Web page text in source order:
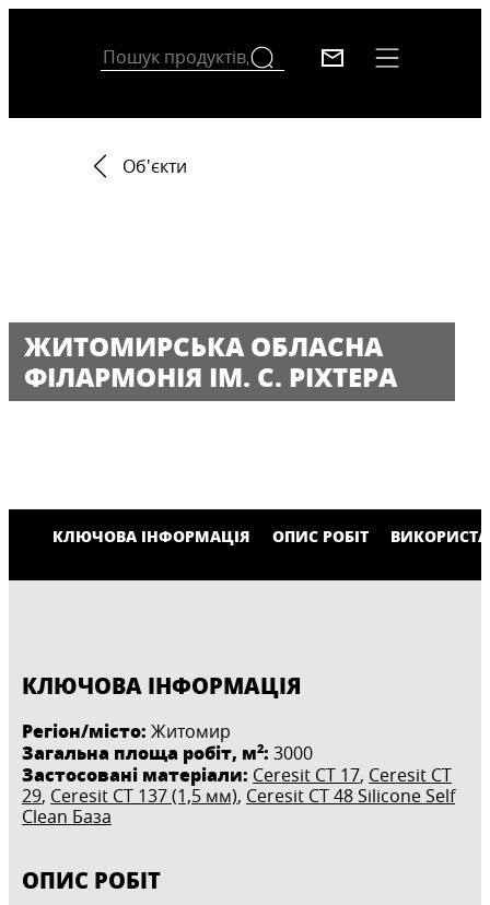
Об'єкти
ЖИТОМИРСЬКА ОБЛАСНА
ФІЛАРМОНІЯ ІМ. С. РІХТЕРА
КЛЮЧОВА ІНФОРМАЦІЯ ОПИС РОБІТ
КЛЮЧОВА ІНФОРМАЦІЯ
Регіон/місто: Житомир
Загальна площа робіт, м2: 3000
Застосовані матеріали: Ceresit CT 17, Ceresit CT
29, Ceresit CT 137 (1,5 мм), Ceresit CT 48 Silicone Self
Clean База
ОПИС РОБІТ